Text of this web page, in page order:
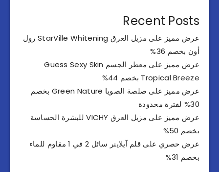
Recent Posts
عرض مميز على مزيل العرق StarVille Whitening رول
أون بخصم 36%
عرض مميز على معطر الجسم Guess Sexy Skin
Tropical Breeze بخصم 44%
عرض مميز على صلصة الصويا Green Nature بخصم
30% لفترة محدودة
عرض مميز على مزيل العرق VICHY للبشرة الحساسة
بخصم 50%
عرض حصري على قلم آيلاينر سائل 2 في 1 مقاوم للماء
بخصم 31%